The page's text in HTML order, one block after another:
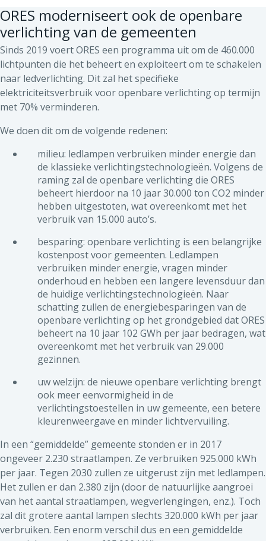
Lasne
Optie 2
Lincent
Optie 3
Mont-Saint-Guibert Optie 2
Nivelles
Optie 3
Orp-Jauche
Optie 2
Ottignies-LLN
Optie 2
Perwez
Optie 2
Rebecq
Optie 3
Optie 1
Villers-la-Ville
Optie 3
Optie 2
Waterloo
Optie 2
ORES moderniseert ook de openbare
verlichting van de gemeenten
Sinds 2019 voert ORES een programma uit om de 460.000
lichtpunten die het beheert en exploiteert om te schakelen
naar ledverlichting. Dit zal het specifieke
elektriciteitsverbruik voor openbare verlichting op termijn
met 70% verminderen.
We doen dit om de volgende redenen:
milieu: ledlampen verbruiken minder energie dan
de klassieke verlichtingstechnologieën. Volgens de
raming zal de openbare verlichting die ORES
beheert hierdoor na 10 jaar 30.000 ton CO2 minder
hebben uitgestoten, wat overeenkomt met het
verbruik van 15.000 auto’s.
besparing: openbare verlichting is een belangrijke
kostenpost voor gemeenten. Ledlampen
verbruiken minder energie, vragen minder
onderhoud en hebben een langere levensduur dan
de huidige verlichtingstechnologieën. Naar
schatting zullen de energiebesparingen van de
openbare verlichting op het grondgebied dat ORES
beheert na 10 jaar 102 GWh per jaar bedragen, wat
overeenkomt met het verbruik van 29.000
gezinnen.
uw welzijn: de nieuwe openbare verlichting brengt
ook meer eenvormigheid in de
verlichtingstoestellen in uw gemeente, een betere
kleurenweergave en minder lichtvervuiling.
In een “gemiddelde” gemeente stonden er in 2017
ongeveer 2.230 straatlampen. Ze verbruiken 925.000 kWh
per jaar. Tegen 2030 zullen ze uitgerust zijn met ledlampen.
Het zullen er dan 2.380 zijn (door de natuurlijke aangroei
van het aantal straatlampen, wegverlengingen, enz.). Toch
zal dit grotere aantal lampen slechts 320.000 kWh per jaar
verbruiken. Een enorm verschil dus en een gemiddelde